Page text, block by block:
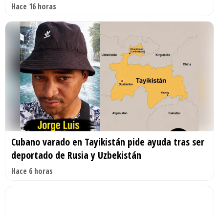
Hace 16 horas
Cubano varado en Tayikistán pide ayuda tras ser
deportado de Rusia y Uzbekistán
Hace 6 horas